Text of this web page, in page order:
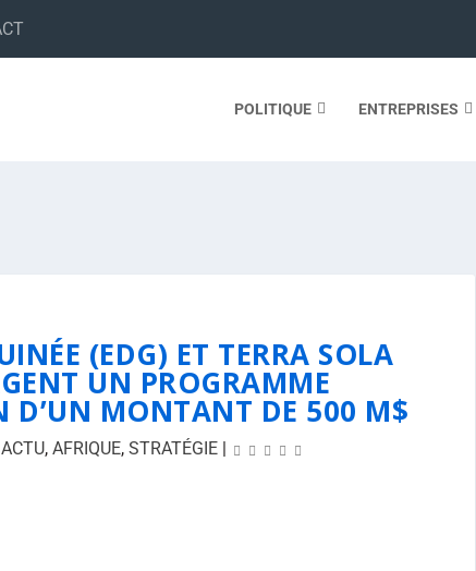
POLITIQUE ENTREPRISES
(EDG) ET TERRA SOLA
UN PROGRAMME
D’UN MONTANT DE 500 M$
ACTU, AFRIQUE, STRATÉGIE |